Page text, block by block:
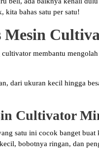
kita bahas satu per satu!
Mesin
cultivator membantu
dari ukuran kecil hingga
Cultivator
satu ini cocok banget
bobotnya ringan, dan